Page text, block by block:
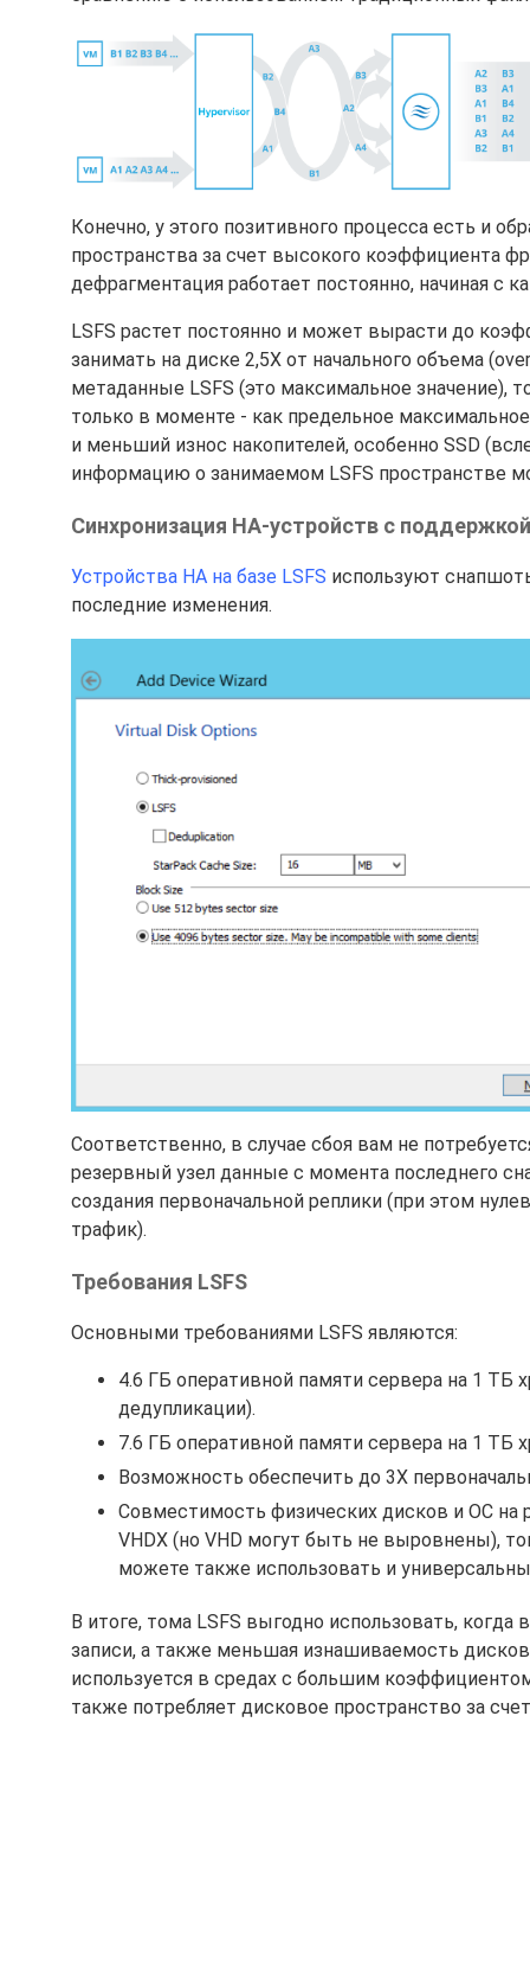
Конечно, у этого позитивного процесса есть и
пространства за счет высокого коэффициента
дефрагментация работает постоянно, начиная с
LSFS растет постоянно и может вырасти до
занимать на диске 2,5X от начального объема
метаданные LSFS (это максимальное значение),
только в моменте - как предельное
и меньший износ накопителей, особенно SSD
информацию о занимаемом LSFS пространстве
Синхронизация HA-устройств с
Устройства HA на базе LSFS используют
последние изменения.
Соответственно, в случае сбоя вам не
резервный узел данные с момента последнего
создания первоначальной реплики (при этом
трафик).
Требования LSFS
Основными требованиями LSFS являются:
4.6 ГБ оперативной памяти сервера на 1 ТБ
дедупликации).
7.6 ГБ оперативной памяти сервера на 1 ТБ
Возможность обеспечить до 3X
Совместимость физических дисков и ОС на
VHDX (но VHD могут быть не выровнены),
можете также использовать и
В итоге, тома LSFS выгодно использовать,
записи, а также меньшая изнашиваемость
используется в средах с большим
также потребляет дисковое пространство за